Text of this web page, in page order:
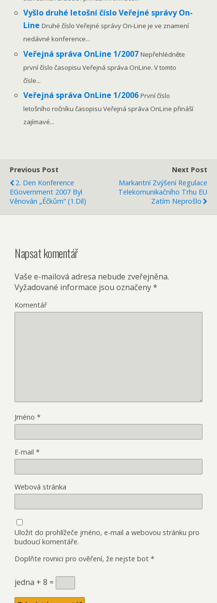
Vyšlo druhé letošní číslo Veřejné správy On-
LineDruhé číslo Veřejné správy On-Line je ve znamení
nedávné konference...
Veřejná správa OnLine 1/2007Nepřehlédněte
první číslo časopisu Veřejná správa OnLine. V tomto
čísle...
Veřejná správa OnLine 1/2006První číslo
letošního ročníku časopisu Veřejná správa OnLine přináší
zajímavé...
Previous Post
2. Den Konference
EGovernment 2007 Byl
Věnován „éčkům“ (1.díl)
Next Post
Markantní Zvýšení Regulace
Telekomunikačního Trhu EU
Zatím Neprošlo
Napsat komentář
Vaše e-mailová adresa nebude zveřejněna.
Vyžadované informace jsou označeny*
Komentář
Jméno *
E-mail *
Webová stránka
Uložit do prohlížeče jméno, e-mail a webovou stránku pro
budoucí komentáře.
Doplňte rovnici pro ověření, že nejste bot *
jedna + 8 =